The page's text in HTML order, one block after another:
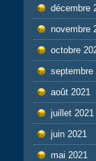
décembre
novembre
octobre
septembre
août 2021
juillet 2021
juin 2021
mai 2021